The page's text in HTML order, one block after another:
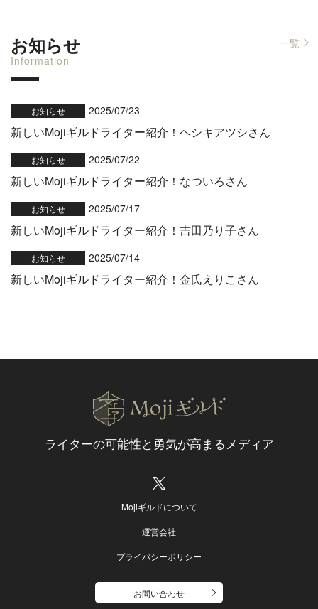
お知らせ
Information
一覧
お知らせ 2025/07/23
新しいMojiギルドライター紹介！ヘシキアツシさん
お知らせ 2025/07/22
新しいMojiギルドライター紹介！なついろさん
お知らせ 2025/07/17
新しいMojiギルドライター紹介！吉田乃り子さん
お知らせ 2025/07/14
新しいMojiギルドライター紹介！金氏えりこさん
ライターの可能性と 勇気が高まるメディア
Mojiギルドについて
運営会社
プライバシーポリシー
お問い合わせ